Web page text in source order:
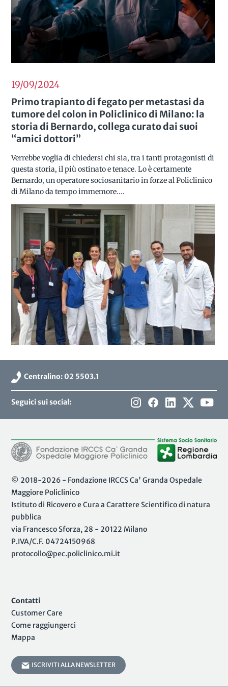
19/092024
Primo trapianto di fegato per metastasi da
tumore del colon in Policlinico di Milano: la
storia di Bernardo, collega curato dai suoi
“amici dottori”
Verrebbe voglia di chiedersi chi sia, tra i tanti protagonisti di
questa storia, il più ostinato e tenace. Lo è certamente
Bernardo, un operatore sociosanitario in forze al Policlinico
di Milano da tempo immemore....
Centralino: 02 5503.1
Seguici sui social:
© 2018-2026 - Fondazione IRCCS Ca' Granda Ospedale
Maggiore Policlinico
Istituto di Ricovero e Cura a Carattere Scientifico di natura
pubblica
via Francesco Sforza, 28 - 20122 Milano
P.IVA/C.F. 04724150968
protocollo@pec.policlinico.mi.it
Contatti
Customer Care
Come raggiungerci
Mappa
ISCRIVITI ALLA NEWSLETTER